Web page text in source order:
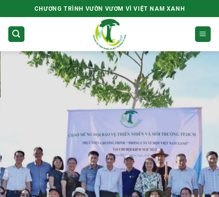
to
content
CHƯƠNG TRÌNH VƯỜN VƯƠM VÌ VIỆT NAM XANH